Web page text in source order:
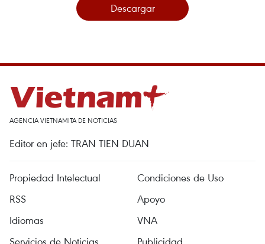
Descargar
AGENCIA VIETNAMITA DE NOTICIAS
Editor en jefe: TRAN TIEN DUAN
Propiedad Intelectual
Condiciones de Uso
RSS
Apoyo
Idiomas
VNA